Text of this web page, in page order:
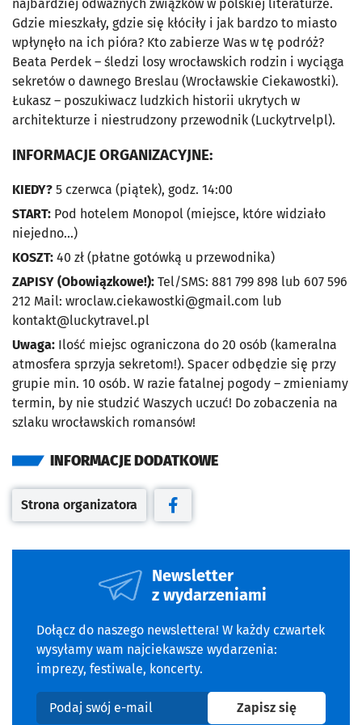
najbardziej odważnych związków w polskiej literaturze.
Gdzie mieszkały, gdzie się kłóciły i jak bardzo to miasto
wpłynęło na ich pióra? Kto zabierze Was w tę podróż?
Beata Perdek – śledzi losy wrocławskich rodzin i wyciąga
sekretów o dawnego Breslau (Wrocławskie Ciekawostki).
Łukasz – poszukiwacz ludzkich historii ukrytych w
architekturze i niestrudzony przewodnik (Luckytrvelpl).
INFORMACJE ORGANIZACYJNE:
KIEDY? 5 czerwca (piątek), godz. 14:00
START: Pod hotelem Monopol (miejsce, które widziało
niejedno...)
KOSZT: 40 zł (płatne gotówką u przewodnika)
ZAPISY (Obowiązkowe!): Tel/SMS: 881 799 898 lub 607 596
212 Mail: wroclaw.ciekawostki@gmail.com lub
kontakt@luckytravel.pl
Uwaga: Ilość miejsc ograniczona do 20 osób (kameralna
atmosfera sprzyja sekretom!). Spacer odbędzie się przy
grupie min. 10 osób. W razie fatalnej pogody – zmieniamy
termin, by nie studzić Waszych uczuć! Do zobaczenia na
szlaku wrocławskich romansów!
INFORMACJE DODATKOWE
Otwiera się w nowej karcie
Strona organizatora
Otwiera się w nowej karcie
Newsletter
z wydarzeniami
Dołącz do naszego newslettera! W każdy czwartek
wysyłamy wam najciekawsze wydarzenia:
imprezy, festiwale, koncerty.
Podaj swój e-mail
Zapisz sięna